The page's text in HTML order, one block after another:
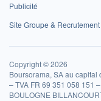
Publicité
Site Groupe & Recrutement
Copyright © 2026
Boursorama, SA au
– TVA FR 69 351 058 151
BOULOGNE